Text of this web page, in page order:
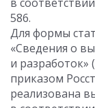
586.
Для формы
«Сведения о
и разработок»
приказом
реализована